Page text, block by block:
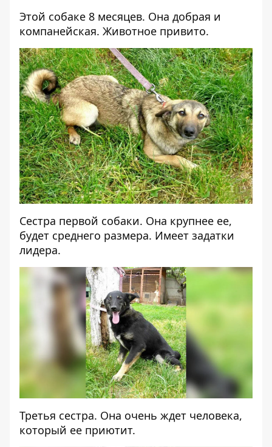
Этой собаке 8 месяцев. Она добрая и
компанейская. Животное привито.
Сестра первой собаки. Она крупнее ее,
будет среднего размера. Имеет задатки
лидера.
Третья сестра. Она очень ждет человека,
который ее приютит.